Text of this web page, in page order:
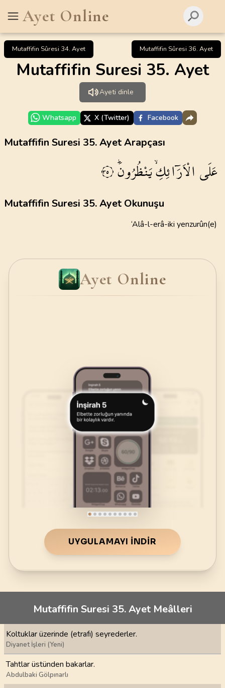
Ayet Online
Mutaffifin Sûresi 34. Ayet Mutaffifin Sûresi 36. Ayet
Mutaffifin Suresi 35. Ayet
Ayeti dinle
Whatsapp X (Twitter) Facebook
Mutaffifin Suresi 35. Ayet Arapçası
عَلَىالْاَرَٓائِكِۙيَنْظُرُونَۜ ٣٥
Mutaffifin Suresi 35. Ayet Okunuşu
‘Alâ-l-erâ-iki yenzurûn(e)
Ayet Online
UYGULAMAYI İNDIR
Mutaffifin Suresi 35. Ayet Meâlleri
Koltuklar üzerinde (etrafı) seyrederler.
Diyanet İşleri (Yeni)
Tahtlar üstünden bakarlar.
Abdulbaki Gölpınarlı